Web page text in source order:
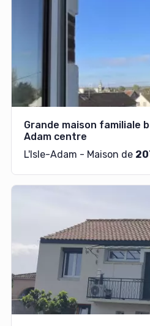
Grande maison familiale
Adam centre
L'Isle-Adam - Maison de